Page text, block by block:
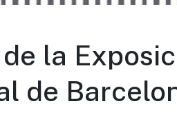
la
de